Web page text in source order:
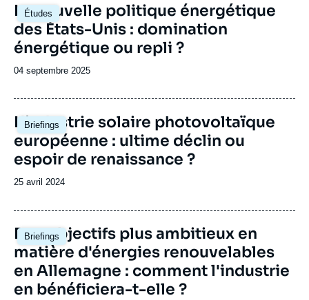
Études
Image
principale
La nouvelle politique énergétique
des États-Unis : domination
énergétique ou repli ?
Date
publication
04 septembre 2025
Briefings
Image
principale
L'industrie solaire photovoltaïque
européenne : ultime déclin ou
espoir de renaissance ?
Date
publication
25 avril 2024
Briefings
Image
principale
Des objectifs plus ambitieux en
matière d'énergies renouvelables
en Allemagne : comment l'industrie
en bénéficiera-t-elle ?